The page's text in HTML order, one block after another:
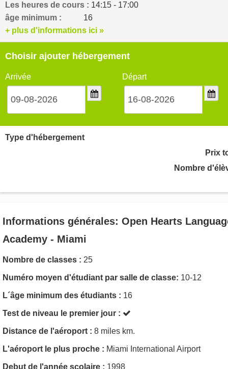
Les heures de cours : 14:15 - 17:00
âge minimum :
16
+ plus d'informations ici »
Choisir ajouter hébergement
Arrivée Départ
Type d'hébergement
Prix
Nombre
Informations générales: Open Hearts
Academy - Miami
Nombre de classes : 25
Numéro moyen d'étudiant par salle de classe: 10-12
L´âge minimum des étudiants : 16
Test de niveau le premier jour :
Distance de l'aéroport : 8 miles km.
L'aéroport le plus proche : Miami International Airport
Debut de l'année scolaire : 1998